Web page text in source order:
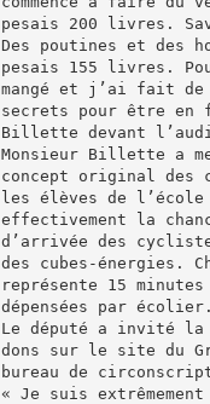
pesais 200 livres.
Des poutines et
pesais 155 livres.
mangé et j’ai fait de
secrets pour être en
Billette devant
Monsieur Billette a
concept original des
les élèves de
effectivement la
d’arrivée des
des cubes-énergies.
représente 15
dépensées par écolier.
Le député a invité
dons sur le site du
bureau de
« Je suis